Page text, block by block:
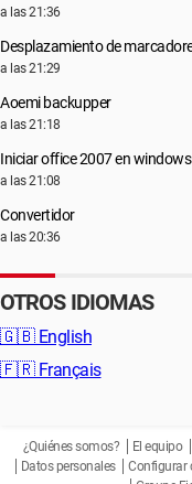
a las 21:36
Desplazamiento de
a las 21:29
Aoemi backupper
a las 21:18
Iniciar office 2007 en
a las 21:08
Convertidor
a las 20:36
OTROS IDIOMAS
🇬🇧 English
🇫🇷 Français
¿Quiénes somos? El equipo
Datos personales
Configurar